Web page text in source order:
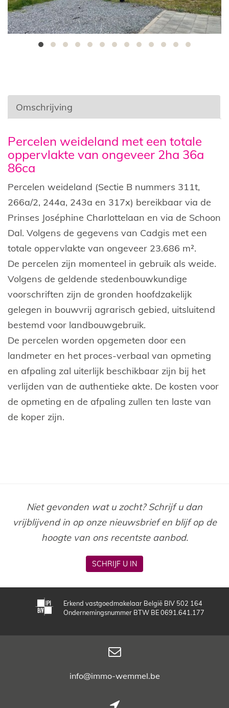
Omschrijving
Omschrijving
Percelen weideland met een totale
oppervlakte van ongeveer 2ha 36a
86ca
Percelen weideland (Sectie B nummers 311t,
266a/2, 244a, 243a en 317x) bereikbaar via de
Prinses Joséphine Charlottelaan en via de Schoon
Dal. Volgens de gegevens van Cadgis met een
totale oppervlakte van ongeveer 23.686 m².
De percelen zijn momenteel in gebruik als weide.
Volgens de geldende stedenbouwkundige
voorschriften zijn de gronden hoofdzakelijk
gelegen in bouwvrij agrarisch gebied, uitsluitend
bestemd voor landbouwgebruik.
De percelen worden opgemeten door een
landmeter en het proces-verbaal van opmeting
en afpaling zal uiterlijk beschikbaar zijn bij het
verlijden van de authentieke akte. De kosten voor
de opmeting en de afpaling zullen ten laste van
de koper zijn.
Niet gevonden wat u zocht? Schrijf u dan
vrijblijvend in op onze nieuwsbrief en blijf op de
hoogte van ons recentste aanbod.
SCHRIJF U IN
Erkend vastgoedmakelaar België BIV 502 164
Ondernemingsnummer BTW BE 0691.641.177
info@immo-wemmel.be